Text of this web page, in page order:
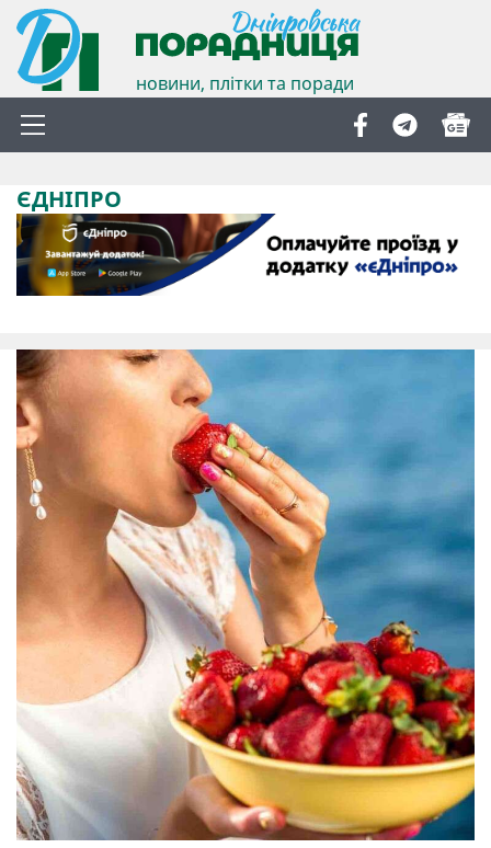
новини, плітки та поради
ЄДНІПРО